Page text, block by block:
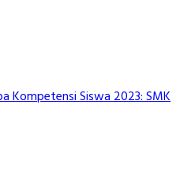
Kompetensi Siswa 2023: SMK